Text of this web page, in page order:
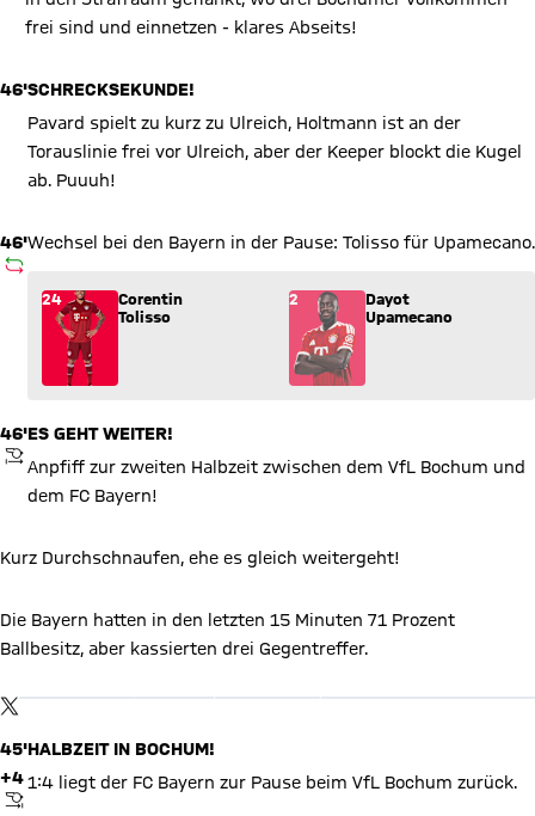
frei sind und einnetzen - klares Abseits!
46'SCHRECKSEKUNDE!
Pavard spielt zu kurz zu Ulreich, Holtmann ist an der
Torauslinie frei vor Ulreich, aber der Keeper blockt die Kugel
ab. Puuuh!
46'
AUSWECHSLUNG
Wechsel bei den Bayern in der Pause: Tolisso für Upamecano.
Wechsel: Corentin Tolisso (24) kommt für Dayot
24
Corentin
Tolisso
2
Dayot
Upamecano
46'
ANPFIFF
ES GEHT WEITER!
Anpfiff zur zweiten Halbzeit zwischen dem VfL Bochum und
dem FC Bayern!
Kurz Durchschnaufen, ehe es gleich weitergeht!
Die Bayern hatten in den letzten 15 Minuten 71 Prozent
Ballbesitz, aber kassierten drei Gegentreffer.
TWITTER-BEITRAG
X Inhalte anzeigen
verarbeiten. Vorher kann das soziale Netzwerk keine Daten über
gespeichert und Sie können dies jederzeit in der
45'
+4
ABPFIFF
HALBZEIT IN BOCHUM!
1:4 liegt der FC Bayern zur Pause beim VfL Bochum zurück.